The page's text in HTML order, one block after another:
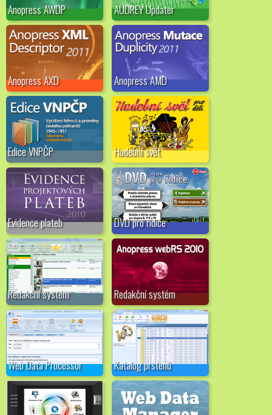
Anopress AWDP AUDREY Updater
Anopress AXD Anopress AMD
Edice VNPČP Hudební svět
Evidence plateb DVD pro řidiče
Redakční systém Redakční systém
Web Data Processor Katalog prstenů